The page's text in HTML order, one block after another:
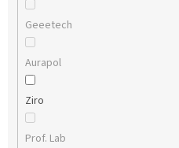
Geeetech
Aurapol
Ziro
Prof. Lab